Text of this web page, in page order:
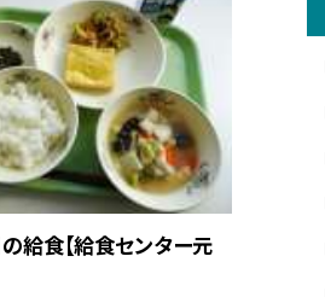
給食【給食センター元